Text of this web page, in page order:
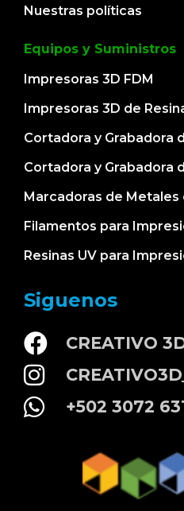
Nuestras políticas
Equipos y Suministros
Impresoras 3D FDM
Impresoras 3D de
Cortadora y Grabadora
Cortadora y Grabadora
Marcadoras de Metales
Filamentos para
Resinas UV para
Siguenos
CREATIVO
+502 3072